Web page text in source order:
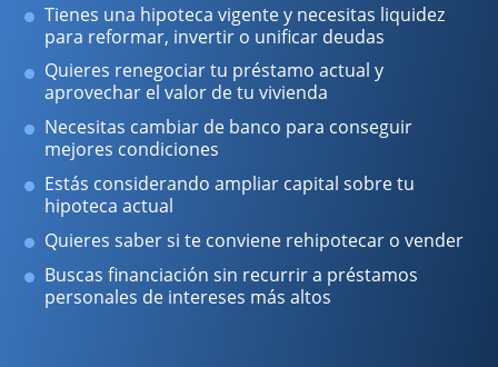
Tienes una hipoteca vigente y necesitas liquidez
para reformar, invertir o unificar deudas
Quieres renegociar tu préstamo actual y
aprovechar el valor de tu vivienda
Necesitas cambiar de banco para conseguir
mejores condiciones
Estás considerando ampliar capital sobre tu
hipoteca actual
Quieres saber si te conviene rehipotecar o vender
Buscas financiación sin recurrir a préstamos
personales de intereses más altos